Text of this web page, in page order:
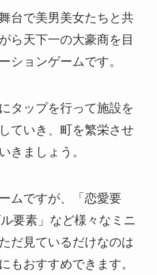
台で美男美女たちと共
ら天下一の大豪商を目
ションゲームです。
タップを行って施設を
ていき、町を繁栄させ
きましょう。
ムですが、「恋愛要
要素」など様々なミニ
だ見ているだけなのは
もおすすめできます。